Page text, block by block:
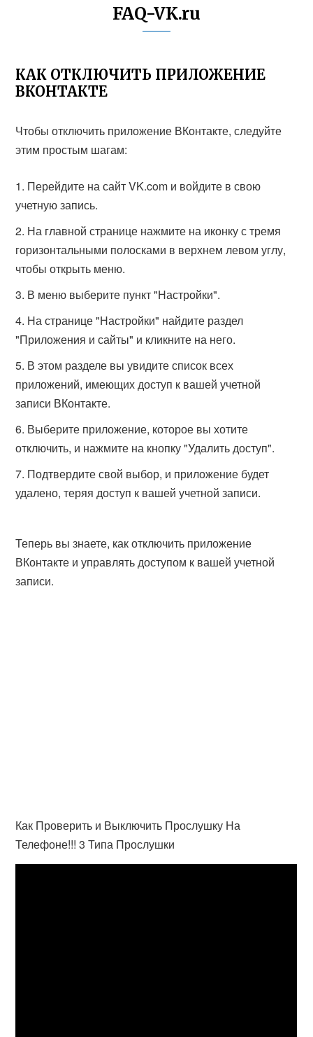
FAQ-VK.ru
КАК ОТКЛЮЧИТЬ ПРИЛОЖЕНИЕ
ВКОНТАКТЕ
Чтобы отключить приложение ВКонтакте, следуйте
этим простым шагам:
Перейдите на сайт VK.com и войдите в свою
учетную запись.
На главной странице нажмите на иконку с тремя
горизонтальными полосками в верхнем левом углу,
чтобы открыть меню.
В меню выберите пункт "Настройки".
На странице "Настройки" найдите раздел
"Приложения и сайты" и кликните на него.
В этом разделе вы увидите список всех
приложений, имеющих доступ к вашей учетной
записи ВКонтакте.
Выберите приложение, которое вы хотите
отключить, и нажмите на кнопку "Удалить доступ".
Подтвердите свой выбор, и приложение будет
удалено, теряя доступ к вашей учетной записи.
Теперь вы знаете, как отключить приложение
ВКонтакте и управлять доступом к вашей учетной
записи.
Как Проверить и Выключить Прослушку На
Телефоне!!! 3 Типа Прослушки